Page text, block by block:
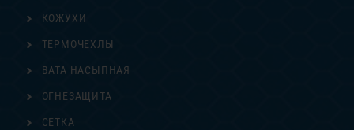
КОЖУХИ
ТЕРМОЧЕХЛЫ
ВАТА НАСЫПНАЯ
ОГНЕЗАЩИТА
СЕТКА